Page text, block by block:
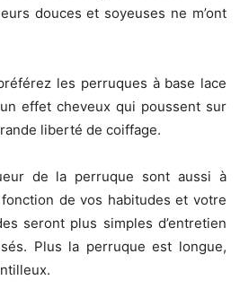
douces et soyeuses ne m’ont
les perruques à base lace
effet cheveux qui poussent sur
liberté de coiffage.
de la perruque sont aussi à
de vos habitudes et votre
seront plus simples d’entretien
Plus la perruque est longue,